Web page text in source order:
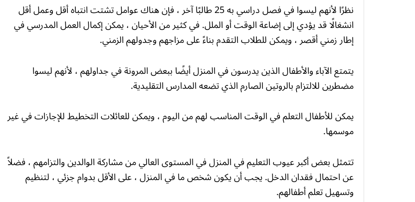
نظرًا لأنهم ليسوا في فصل دراسي به 25 طالبًا آخر ، فإن هناك عوامل تشتت انتباه أقل وعمل أقل
انشغالًا قد يؤدي إلى إضاعة الوقت أو الملل. في كثير من الأحيان ، يمكن إكمال العمل المدرسي في
إطار زمني أقصر ، ويمكن للطلاب التقدم بناءً على مزاجهم وجدولهم الزمني.
يتمتع الآباء والأطفال الذين يدرسون في المنزل أيضًا ببعض المرونة في جداولهم ، لأنهم ليسوا
مضطرين للالتزام بالروتين الصارم الذي تضعه المدارس التقليدية.
يمكن للأطفال التعلم في الوقت المناسب لهم من اليوم ، ويمكن للعائلات التخطيط للإجازات في غير
موسمها.
تتمثل بعض أكبر عيوب التعليم في المنزل في المستوى العالي من مشاركة الوالدين والتزامهم ، فضلاً
عن احتمال فقدان الدخل. يجب أن يكون شخص ما في المنزل ، على الأقل بدوام جزئي ، لتنظيم
وتسهيل تعلم أطفالهم.